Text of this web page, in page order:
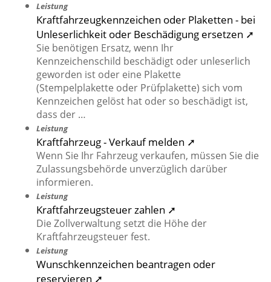
Leistung
Kraftfahrzeugkennzeichen oder Plaketten - bei
Unleserlichkeit oder Beschädigung ersetzen ➚
Sie benötigen Ersatz, wenn Ihr
Kennzeichenschild beschädigt oder unleserlich
geworden ist oder eine Plakette
(Stempelplakette oder Prüfplakette) sich vom
Kennzeichen gelöst hat oder so beschädigt ist,
dass der …
Leistung
Kraftfahrzeug - Verkauf melden ➚
Wenn Sie Ihr Fahrzeug verkaufen, müssen Sie die
Zulassungsbehörde unverzüglich darüber
informieren.
Leistung
Kraftfahrzeugsteuer zahlen ➚
Die Zollverwaltung setzt die Höhe der
Kraftfahrzeugsteuer fest.
Leistung
Wunschkennzeichen beantragen oder
reservieren ➚